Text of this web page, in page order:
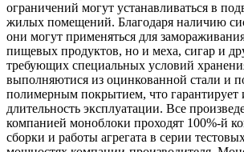
ограничений могут устанавливаться в
жилых помещений. Благодаря наличию
они могут применяться для
пищевых продуктов, но и меха, сигар и
требующих специальных условий
выполняютися из оцинкованной стали и
полимерным покрытием, что гарантирует
длительность эксплуатации. Все
компанией моноблоки проходят 100%-й
сборки и работы агрегата в серии